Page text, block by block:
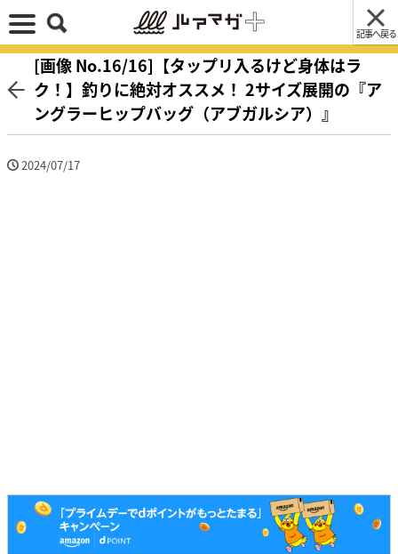
記事へ戻る
[画像 No.16/16]【タップリ入るけど身体はラ
ク！】釣りに絶対オススメ！ 2サイズ展開の『ア
ングラーヒップバッグ（アブガルシア）』
2024/07/17